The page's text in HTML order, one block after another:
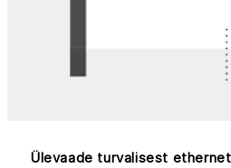
Ülevaade turvalisest